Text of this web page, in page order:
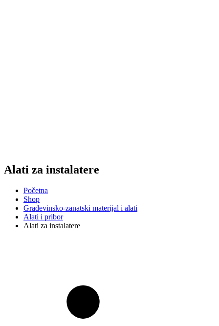
Alati za instalatere
Početna
Shop
Građevinsko-zanatski materijal i alati
Alati i pribor
Alati za instalatere